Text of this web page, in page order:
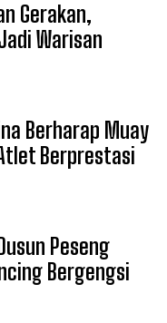
Gerakan,
Warisan
Berharap Muay
Berprestasi
Peseng
Bergengsi